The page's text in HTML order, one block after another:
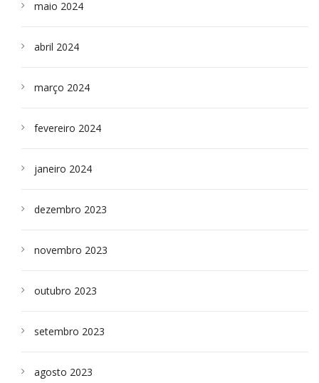
maio 2024
abril 2024
março 2024
fevereiro 2024
janeiro 2024
dezembro 2023
novembro 2023
outubro 2023
setembro 2023
agosto 2023